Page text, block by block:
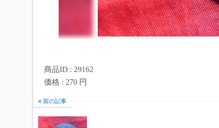
商品ID : 29162
価格 : 270 円
前の記事